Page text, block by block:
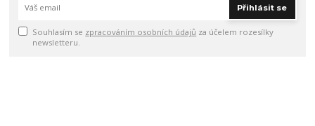
Přihlásit se
Souhlasím se zpracováním osobních údajů za účelem rozesílky
newsletteru.